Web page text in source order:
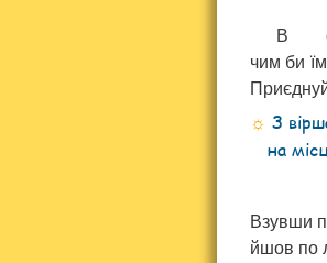
В
чим би
З
на
Взувши
йшов по